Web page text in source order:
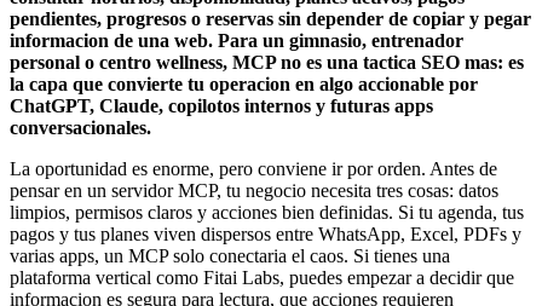
pendientes, progresos o reservas sin depender de copiar y pegar
informacion de una web. Para un gimnasio, entrenador
personal o centro wellness, MCP no es una tactica SEO mas: es
la capa que convierte tu operacion en algo accionable por
ChatGPT, Claude, copilotos internos y futuras apps
conversacionales.
La oportunidad es enorme, pero conviene ir por orden. Antes de
pensar en un servidor MCP, tu negocio necesita tres cosas: datos
limpios, permisos claros y acciones bien definidas. Si tu agenda, tus
pagos y tus planes viven dispersos entre WhatsApp, Excel, PDFs y
varias apps, un MCP solo conectaria el caos. Si tienes una
plataforma vertical como Fitai Labs, puedes empezar a decidir que
informacion es segura para lectura, que acciones requieren